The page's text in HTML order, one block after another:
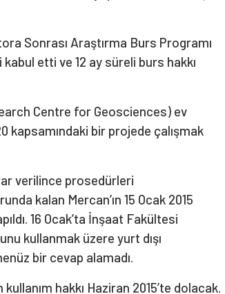
Sonrası Araştırma Burs Programı
etti ve 12 ay süreli burs hakkı
Centre for Geosciences) ev
kapsamındaki bir projede çalışmak
verilince prosedürleri
kalan Mercan’ın 15 Ocak 2015
16 Ocak’ta İnşaat Fakültesi
kullanmak üzere yurt dışı
bir cevap alamadı.
kullanım hakkı Haziran 2015’te dolacak.